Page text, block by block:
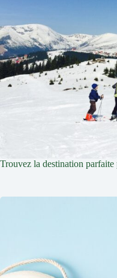
Trouvez la destination parfaite